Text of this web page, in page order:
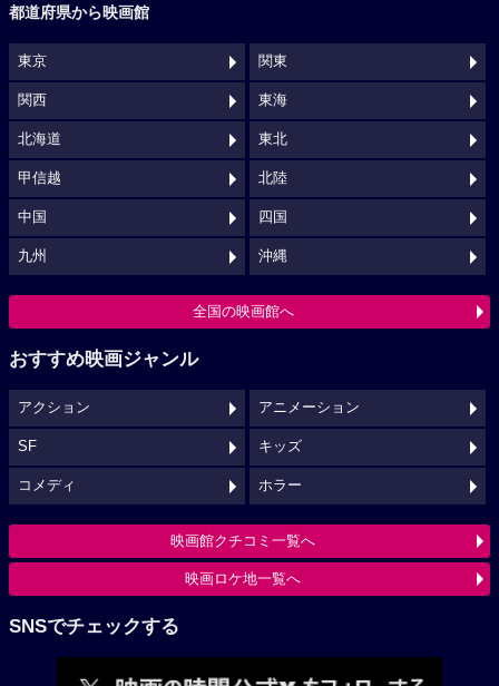
都道府県から映画館
東京 関東
関西 東海
北海道 東北
甲信越 北陸
中国 四国
九州 沖縄
全国の映画館へ
おすすめ映画ジャンル
アクション アニメーション
SF キッズ
コメディ ホラー
映画館クチコミ一覧へ
映画ロケ地一覧へ
SNSでチェックする